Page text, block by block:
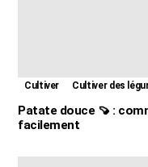
Cultiver Cultiver des
Patate douce 🍠 :
facilement